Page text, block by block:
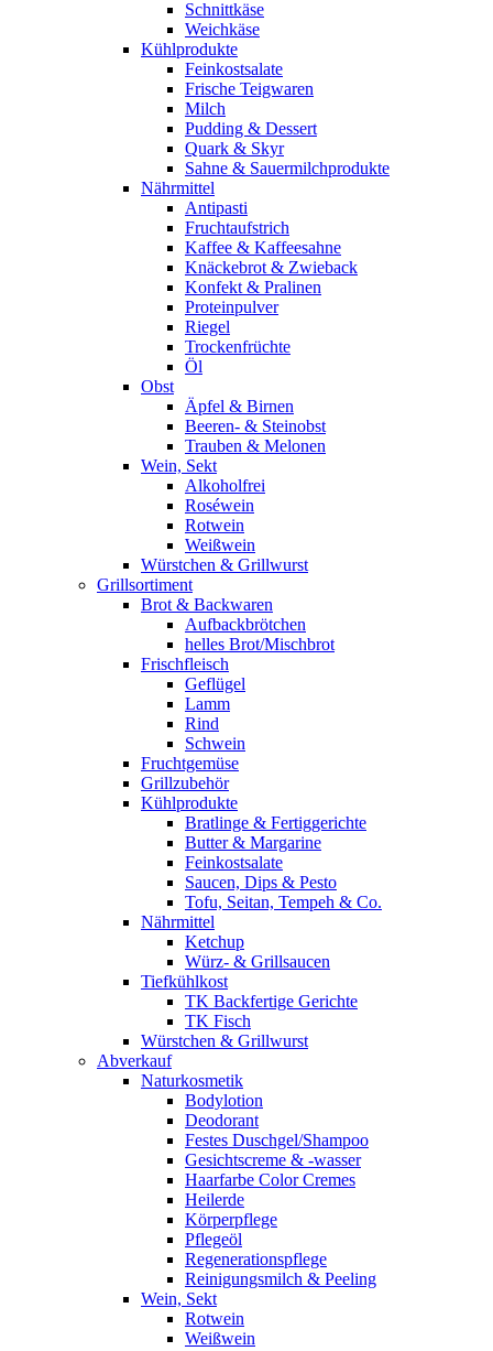
Schnittkäse
Weichkäse
Kühlprodukte
Feinkostsalate
Frische Teigwaren
Milch
Pudding & Dessert
Quark & Skyr
Sahne & Sauermilchprodukte
Nährmittel
Antipasti
Fruchtaufstrich
Kaffee & Kaffeesahne
Knäckebrot & Zwieback
Konfekt & Pralinen
Proteinpulver
Riegel
Trockenfrüchte
Öl
Obst
Äpfel & Birnen
Beeren- & Steinobst
Trauben & Melonen
Wein, Sekt
Alkoholfrei
Roséwein
Rotwein
Weißwein
Würstchen & Grillwurst
Grillsortiment
Brot & Backwaren
Aufbackbrötchen
helles Brot/Mischbrot
Frischfleisch
Geflügel
Lamm
Rind
Schwein
Fruchtgemüse
Grillzubehör
Kühlprodukte
Bratlinge & Fertiggerichte
Butter & Margarine
Feinkostsalate
Saucen, Dips & Pesto
Tofu, Seitan, Tempeh & Co.
Nährmittel
Ketchup
Würz- & Grillsaucen
Tiefkühlkost
TK Backfertige Gerichte
TK Fisch
Würstchen & Grillwurst
Abverkauf
Naturkosmetik
Bodylotion
Deodorant
Festes Duschgel/Shampoo
Gesichtscreme & -wasser
Haarfarbe Color Cremes
Heilerde
Körperpflege
Pflegeöl
Regenerationspflege
Reinigungsmilch & Peeling
Wein, Sekt
Rotwein
Weißwein